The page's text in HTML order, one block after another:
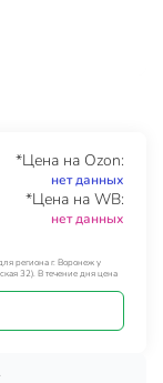
*Цена на Ozon:
нет данных
*Цена на WB:
нет данных
региона г. Воронеж у
32). В течение дня цена